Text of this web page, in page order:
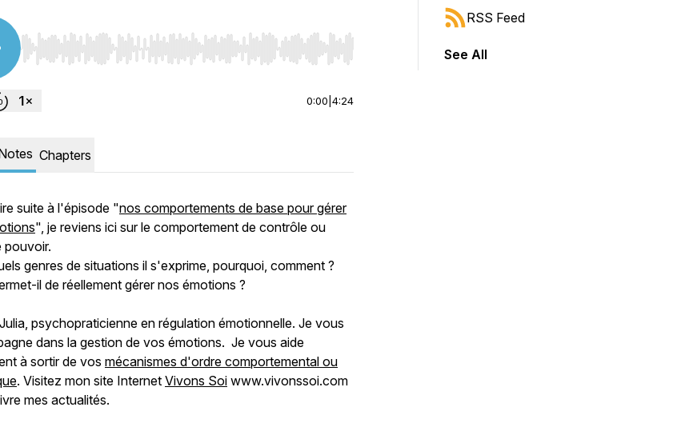
Use Left/Right to seek, Home/End to jump to start or end. Hold shift to jump forward or backward.
0:00 4:24
Chapters
suite à l'épisode "nos comportements de base pour gérer
", je reviens ici sur le comportement de contrôle ou
pouvoir.
genres de situations il s'exprime, pourquoi, comment ?
il de réellement gérer nos émotions ?
psychopraticienne en régulation émotionnelle. Je vous
dans la gestion de vos émotions. Je vous aide
à sortir de vos mécanismes d'ordre comportemental ou
. Visitez mon site Internet Vivons Soi www.vivonssoi.com
mes actualités.
RSS Feed
See All